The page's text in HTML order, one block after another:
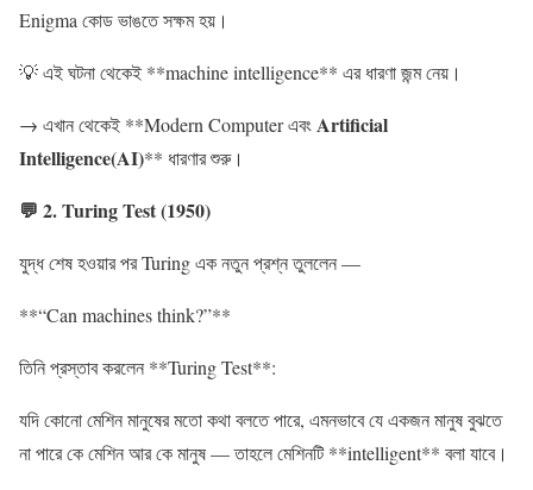
Enigma কোড ভাঙতে সক্ষম হয়।
💡 এই ঘটনা থেকেই **machine intelligence** এর ধারণা জন্ম নেয়।
→ এখান থেকেই **Modern Computer এবংArtificial
Intelligence(AI)** ধারণার শুরু।
💬 2. Turing Test (1950)
যুদ্ধ শেষ হওয়ার পর Turing এক নতুন প্রশ্ন তুললেন —
**“Can machines think?”**
তিনি প্রস্তাব করলেন **Turing Test**:
যদি কোনো মেশিন মানুষের মতো কথা বলতে পারে, এমনভাবে যে একজন মানুষ বুঝতে
না পারে কে মেশিন আর কে মানুষ — তাহলে মেশিনটি **intelligent** বলা যাবে।